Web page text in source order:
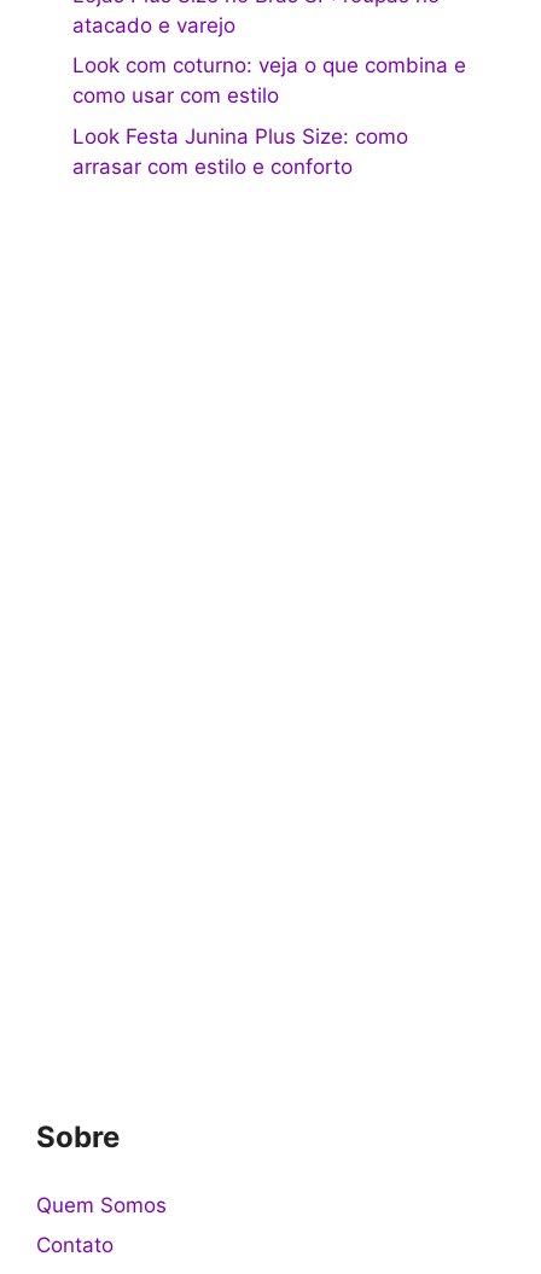
atacado e varejo
Look com coturno: veja o que combina e
como usar com estilo
Look Festa Junina Plus Size: como
arrasar com estilo e conforto
Sobre
Quem Somos
Contato